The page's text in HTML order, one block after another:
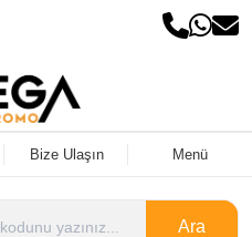
Bize Ulaşın Menü
Ara